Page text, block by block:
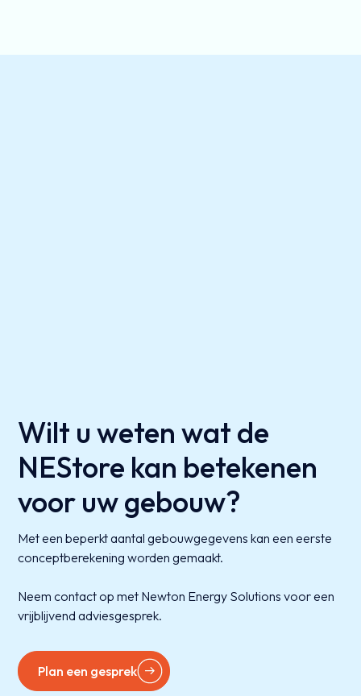
Wilt u weten wat de
NEStore kan betekenen
voor uw gebouw?
Met een beperkt aantal gebouwgegevens kan een eerste
conceptberekening worden gemaakt.
Neem contact op met Newton Energy Solutions voor een
vrijblijvend adviesgesprek.
Plan een gesprek